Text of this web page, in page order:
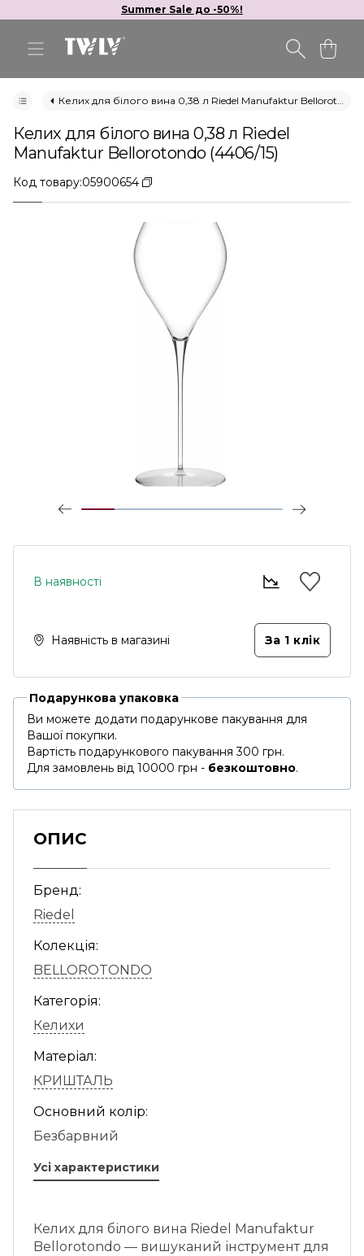
Summer Sale до -50%!
Келих для білого вина 0,38 л Riedel Manufaktur Bellorotondo (4406/15)
Келих для білого вина 0,38 л Riedel
Manufaktur Bellorotondo (4406/15)
Код товару:05900654
В наявності
Наявність в магазині За 1 клiк
Подарункова упаковка
Ви можете додати подарункове пакування для
Вашої покупки.
Вартість подарункового пакування 300 грн.
Для замовлень від 10000 грн - безкоштовно.
ОПИС
Бренд:
Riedel
Колекція:
BELLOROTONDO
Категорія:
Келихи
Матеріал:
КРИШТАЛЬ
Основний колір:
Безбарвний
Усі характеристики
Келих для білого вина Riedel Manufaktur
Bellorotondo — вишуканий інструмент для